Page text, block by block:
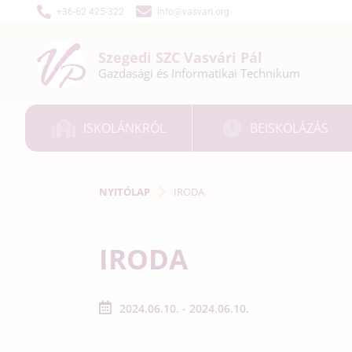
+36-62 425-322 info@vasvari.org
Szegedi SZC Vasvári Pál
Gazdasági és Informatikai Technikum
ISKOLÁNKRÓL BEISKOLÁZÁS
NYITÓLAP IRODA
IRODA
2024.06.10. - 2024.06.10.